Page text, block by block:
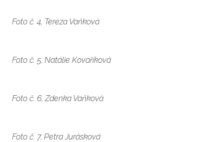
Foto č. 4, Tereza Vaňková
Foto č. 5, Natálie Kovaříková
Foto č. 6, Zdenka Vaňková
Foto č. 7, Petra Jurásková